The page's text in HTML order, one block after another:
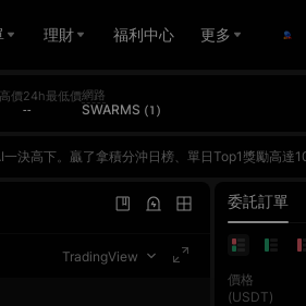
理財 福利中心 更多
價24h最低價
--
網路
SWARMS (1)
時領取AI PK賽日榜 Top1 單日贏10,000U — 每日全新起跑線，日日皆可沖榜合約交易額賽 單期Top1獨享100,000U — 兩期合計110萬U獎池，大戶必爭報名即得$15倉位券 — 無門檻報名，報名即領邀好友戰AI，最高得$200倉位券 — 邀新人最高$200，邀老友雙方各得$15📖 活動總覽板塊對外獎池時間（UTC+8）亮點1v1 AI王者擂臺2,376,000U8/6 10:00 – 8/26 23:59每日
TradingView
委託訂單
價格
(USDT)